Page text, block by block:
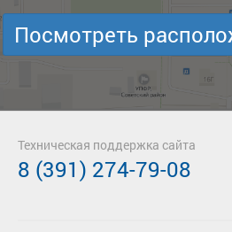
Посмотреть
Техническая поддержка сайта
8 (391) 274-79-08